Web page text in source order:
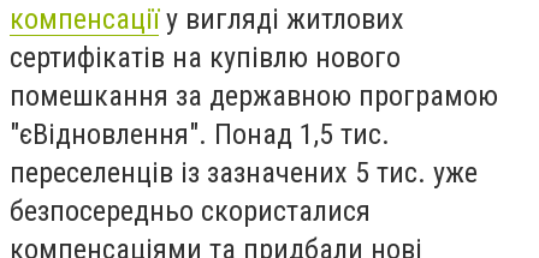
компенсаціїу вигляді житлових
сертифікатів на купівлю нового
помешкання за державною програмою
"єВідновлення". Понад 1,5 тис.
переселенців із зазначених 5 тис. уже
безпосередньо скористалися
компенсаціями та придбали нові